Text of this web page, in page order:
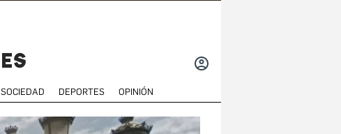
SOCIEDAD DEPORTES OPINIÓN